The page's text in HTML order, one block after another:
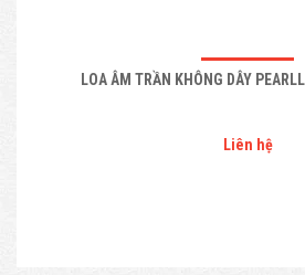
LOA ÂM TRẦN KHÔNG DÂY
Liên hệ